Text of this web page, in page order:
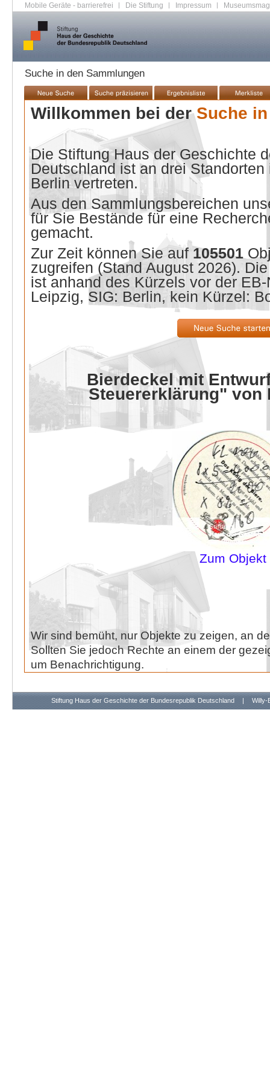
Mobile Geräte - barrierefrei | Die Stiftung | Impressum |
Suche in den Sammlungen
Willkommen bei derSuche
Die Stiftung Haus der Geschichte
Deutschland ist an drei
Berlin vertreten.
Aus den Sammlungsbereichen
für Sie Bestände für eine
gemacht.
Zur Zeit können Sie auf 105501
zugreifen (Stand August 2026).
ist anhand des Kürzels vor der
Leipzig, SIG: Berlin, kein Kürzel:
Bierdeckel mit
Steuererklärung" von
Zum Objekt
Wir sind bemüht, nur Objekte zu zeigen, an
Sollten Sie jedoch Rechte an einem der
um Benachrichtigung.
Stiftung Haus der Geschichte der Bundesrepublik Deutschland | Willy-